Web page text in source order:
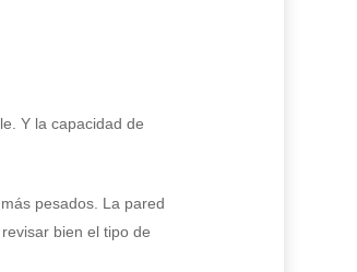
Y la capacidad de
pesados. La pared
bien el tipo de